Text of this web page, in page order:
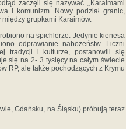
zaczęli się nazywać ,,Karaimami
i komunizm. Nowy podział granic,
grupkami Karaimów.
na spichlerze. Jedynie kienesa
odprawianie nabożeństw. Liczni
tradycji i kulturze, postanowili się
się na 2- 3 tysięcy na całym świecie
RP, ale także pochodzących z Krymu
Gdańsku, na Śląsku) próbują teraz